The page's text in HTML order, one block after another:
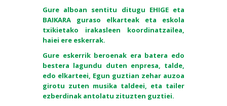
Gure alboan sentitu ditugu EHIGE eta
BAIKARA guraso elkarteak eta eskola
txikietako irakasleen koordinatzailea,
haiei ere eskerrak.
Gure eskerrik beroenak era batera edo
bestera lagundu duten enpresa, talde,
edo elkarteei, Egun guztian zehar auzoa
girotu zuten musika taldeei, eta tailer
ezberdinak antolatu zituzten guztiei.